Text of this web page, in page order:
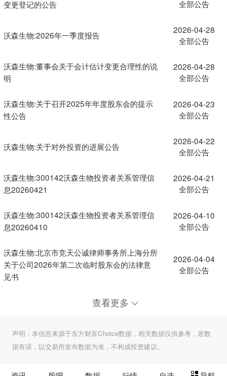
变更登记的公告
全部公告
沃森生物:2026年一季度报告
2026-04-28
全部公告
沃森生物:董事会关于会计估计变更合理性的说
明
2026-04-28
全部公告
沃森生物:关于召开2025年年度股东会的提示
性公告
2026-04-23
全部公告
沃森生物:关于对外投资的进展公告
2026-04-22
全部公告
沃森生物:300142沃森生物投资者关系管理信
息20260421
2026-04-21
全部公告
沃森生物:300142沃森生物投资者关系管理信
息20260410
2026-04-10
全部公告
沃森生物:北京市竞天公诚律师事务所上海分所
关于公司2026年第二次临时股东会的法律意
见书
2026-04-04
全部公告
查看更多
声明：本信息来源于东方财富Choice数据，相关数据仅供参考，若数
据有误，以交易所发布数据为准，不构成投资建议。